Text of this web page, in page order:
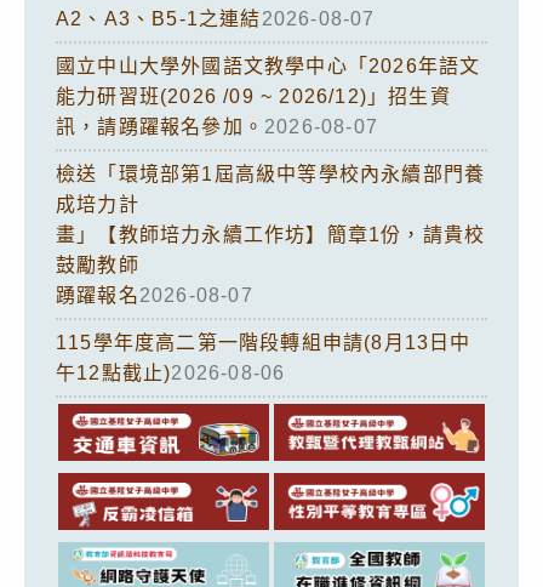
A2、A3、B5-1之連結2026-08-07
國立中山大學外國語文教學中心「2026年語文
能力研習班(2026 /09 ~ 2026/12)」招生資
訊，請踴躍報名參加。 2026-08-07
檢送「環境部第1屆高級中等學校內永續部門養
成培力計
畫」【教師培力永續工作坊】簡章1份，請貴校
鼓勵教師
踴躍報名2026-08-07
115學年度高二第一階段轉組申請(8月13日中
午12點截止)2026-08-06